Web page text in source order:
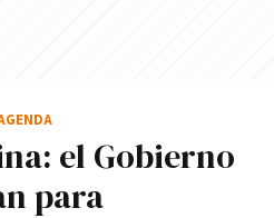
el Gobierno
para